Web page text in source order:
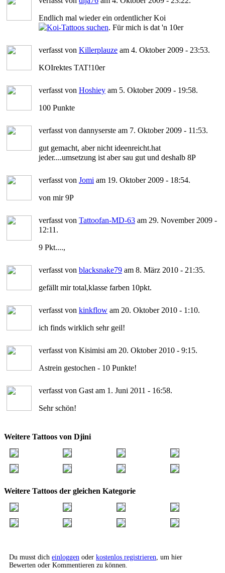
Endlich mal wieder ein ordentlicher Koi
. Für mich is dat 'n 10er
verfasst von Killerplauze am 4. Oktober 2009 - 23:53.
KOIrektes TAT!10er
verfasst von Hoshiey am 5. Oktober 2009 - 19:58.
100 Punkte
verfasst von dannyserste am 7. Oktober 2009 - 11:53.
gut gemacht, aber nicht ideenreicht.hat
jeder....umsetzung ist aber sau gut und deshalb 8P
verfasst von Jomi am 19. Oktober 2009 - 18:54.
von mir 9P
verfasst von Tattoofan-MD-63 am 29. November 2009 -
12:11.
9 Pkt....,
verfasst von blacksnake79 am 8. März 2010 - 21:35.
gefällt mir total,klasse farben 10pkt.
verfasst von kinkflow am 20. Oktober 2010 - 1:10.
ich finds wirklich sehr geil!
verfasst von Kisimisi am 20. Oktober 2010 - 9:15.
Astrein gestochen - 10 Punkte!
verfasst von Gast am 1. Juni 2011 - 16:58.
Sehr schön!
Weitere Tattoos von Djini
Weitere Tattoos der gleichen Kategorie
Du musst dich einloggen oder kostenlos registrieren , um hier
Bewerten oder Kommentieren zu können.